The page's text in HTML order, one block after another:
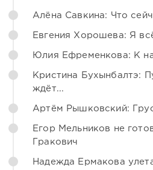
Алёна Савкина: Что
Евгения Хорошева: Я
Юлия Ефременкова: К
Кристина Бухынбалтэ:
ждёт...
Артём Рышковский:
Егор Мельников не
Гракович
Надежда Ермакова